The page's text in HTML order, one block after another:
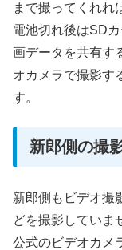
まで撮ってくれれ
電池切れ後はSD
画データを共有す
オカメラで撮影す
す。
新郎側の撮
新郎側もビデオ撮
どを撮影していま
公式のビデオカメ